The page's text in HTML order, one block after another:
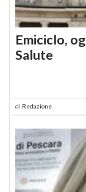
Emiciclo,
Salute
di Redazione